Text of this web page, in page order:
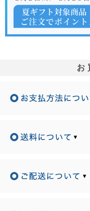
お
▾
▾